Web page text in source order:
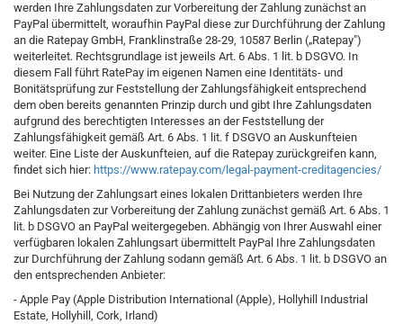
werden Ihre Zahlungsdaten zur Vorbereitung der Zahlung zunächst an
PayPal übermittelt, woraufhin PayPal diese zur Durchführung der Zahlung
an die Ratepay GmbH, Franklinstraße 28-29, 10587 Berlin („Ratepay")
weiterleitet. Rechtsgrundlage ist jeweils Art. 6 Abs. 1 lit. b DSGVO. In
diesem Fall führt RatePay im eigenen Namen eine Identitäts- und
Bonitätsprüfung zur Feststellung der Zahlungsfähigkeit entsprechend
dem oben bereits genannten Prinzip durch und gibt Ihre Zahlungsdaten
aufgrund des berechtigten Interesses an der Feststellung der
Zahlungsfähigkeit gemäß Art. 6 Abs. 1 lit. f DSGVO an Auskunfteien
weiter. Eine Liste der Auskunfteien, auf die Ratepay zurückgreifen kann,
findet sich hier: https://www.ratepay.com/legal-payment-creditagencies/
Bei Nutzung der Zahlungsart eines lokalen Drittanbieters werden Ihre
Zahlungsdaten zur Vorbereitung der Zahlung zunächst gemäß Art. 6 Abs. 1
lit. b DSGVO an PayPal weitergegeben. Abhängig von Ihrer Auswahl einer
verfügbaren lokalen Zahlungsart übermittelt PayPal Ihre Zahlungsdaten
zur Durchführung der Zahlung sodann gemäß Art. 6 Abs. 1 lit. b DSGVO an
den entsprechenden Anbieter:
- Apple Pay (Apple Distribution International (Apple), Hollyhill Industrial
Estate, Hollyhill, Cork, Irland)